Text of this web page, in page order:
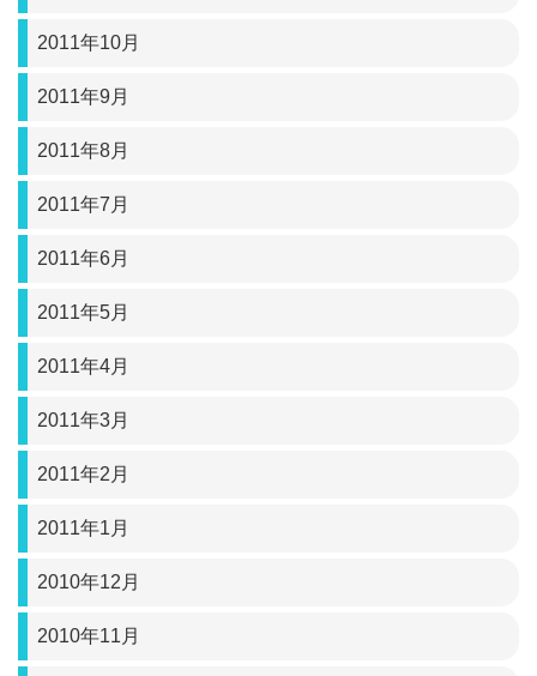
2011年10月
2011年9月
2011年8月
2011年7月
2011年6月
2011年5月
2011年4月
2011年3月
2011年2月
2011年1月
2010年12月
2010年11月